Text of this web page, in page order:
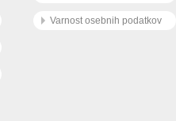
Varnost osebnih podatkov